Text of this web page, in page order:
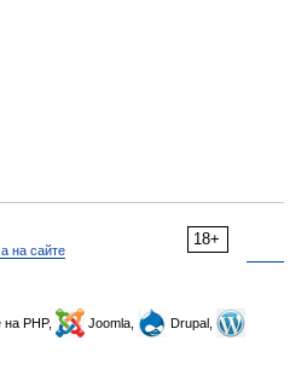
18+
на сайте
на PHP, Joomla,
Drupal,